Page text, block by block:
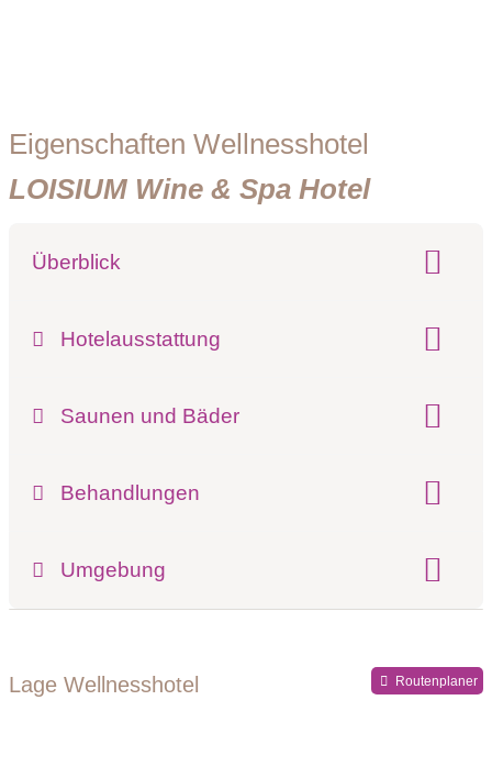
Eigenschaften Wellnesshotel
LOISIUM Wine & Spa Hotel
Überblick
Hotelausstattung
Saunen und Bäder
Behandlungen
Umgebung
Lage Wellnesshotel Routenplaner